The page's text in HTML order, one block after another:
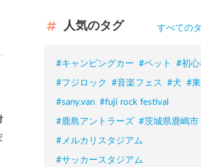
人気のタグ すべての
#キャンピングカー #ペット #初
#フジロック #音楽フェス #犬 #
#sany.van #fuji rock festival
#鹿島アントラーズ #茨城県鹿嶋市
#メルカリスタジアム
#サッカースタジアム